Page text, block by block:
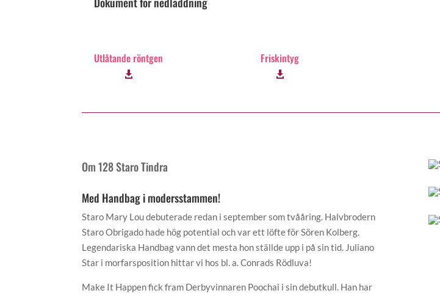
Utlåtande röntgen Friskintyg
Om 128 Staro Tindra
Med Handbag i modersstammen!
Staro Mary Lou debuterade redan i september som tvååring. Halvbrodern
Staro Obrigado hade hög potential och var ett löfte för Sören Kolberg.
Legendariska Handbag vann det mesta hon ställde upp i på sin tid. Juliano
Star i morfarsposition hittar vi hos bl. a. Conrads Rödluva!
Make It Happen fick fram Derbyvinnaren Poochai i sin debutkull. Han har